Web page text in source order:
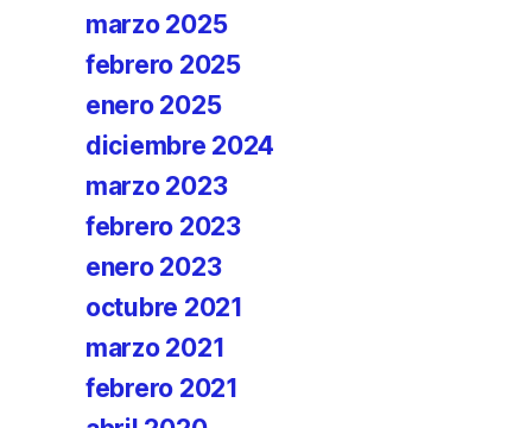
marzo 2025
febrero 2025
enero 2025
diciembre 2024
marzo 2023
febrero 2023
enero 2023
octubre 2021
marzo 2021
febrero 2021